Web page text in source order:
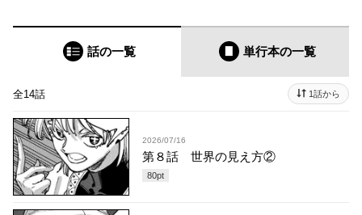
話の一覧 単行本の一覧
全14話 1話から
2026/07/16
第８話 世界の見え方②
80pt